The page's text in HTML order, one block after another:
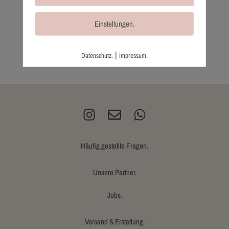
4512-34 Pronovias
Wunschliste
Häufig gestellte Fragen.
Unsere Partner.
Jobs.
Versand & Erstattung.
Einstellungen.
Datenschutz. | Impressum.